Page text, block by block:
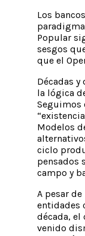
Los
Popular
sesgos
que el
Décadas
la lógica
Seguimos
Modelos
ciclo
pensados
campo y
A pesar
entidades
década,
venido